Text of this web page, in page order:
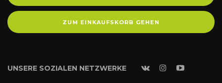
ZUM EINKAUFSKORB GEHEN
UNSERE SOZIALEN NETZWERKE